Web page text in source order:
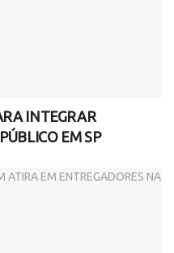
INTEGRAR
EM SP